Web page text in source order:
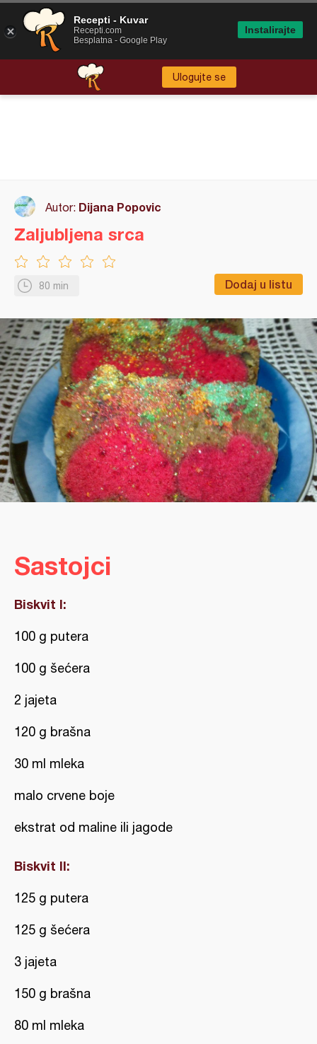
Ulogujte se
Autor: Dijana Popovic
80 min Dodaj u listu
Zaljubljena srca
Sastojci
Biskvit I:
100 g putera
100 g šećera
2 jajeta
120 g brašna
30 ml mleka
malo crvene boje
ekstrat od maline ili jagode
Biskvit II:
125 g putera
125 g šećera
3 jajeta
150 g brašna
80 ml mleka
Recepti - Kuvar
Recepti.com
Besplatna - Google Play
Instalirajte